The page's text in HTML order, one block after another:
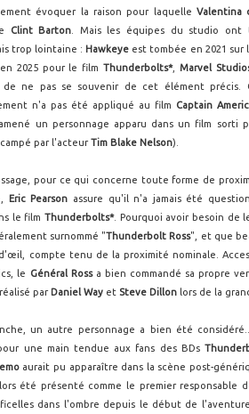
évoquer la raison pour laquelle Valentina
Clint Barton . Mais les équipes du studio
trop lointaine : Hawkeye est tombée en 2021 sur
2025 pour le film Thunderbolts*, Marvel
de ne pas se souvenir de cet élément précis.
n'a pas été appliqué au film Captain
un personnage apparu dans un film sorti
par l'acteurTim Blake Nelson).
pour ce qui concerne toute forme de
Eric Pearson assure qu'il n'a jamais été
le film Thunderbolts*. Pourquoi avoir besoin de
surnommé "Thunderbolt Ross", et que
compte tenu de la proximité nominale.
le Général Rossa bien commandé sa propre
par Daniel Way et Steve Dillon lors de la
un autre personnage a bien été
une main tendue aux fans des BDs
aurait pu apparaître dans la scène post-
été présenté comme le premier responsable
dans l'ombre depuis le début de